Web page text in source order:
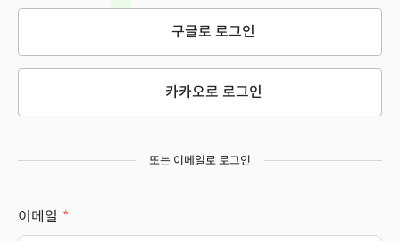
구글로 로그인
카카오로 로그인
또는 이메일로 로그인
이메일